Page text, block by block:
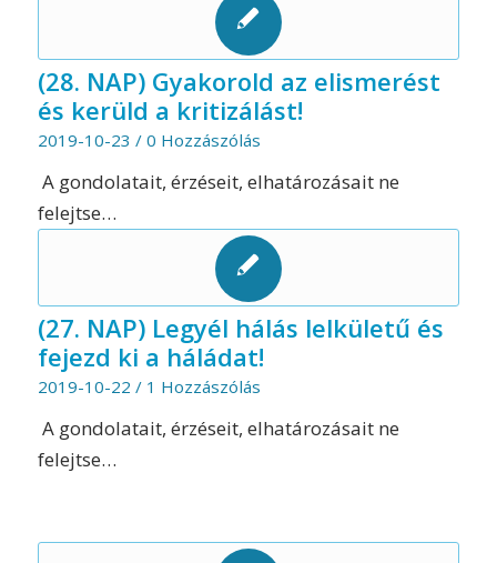
(28. NAP) Gyakorold az elismerést
és kerüld a kritizálást!
2019-10-23 / 0 Hozzászólás
A gondolatait, érzéseit, elhatározásait ne
felejtse…
(27. NAP) Legyél hálás lelkületű és
fejezd ki a háládat!
2019-10-22 / 1 Hozzászólás
A gondolatait, érzéseit, elhatározásait ne
felejtse…